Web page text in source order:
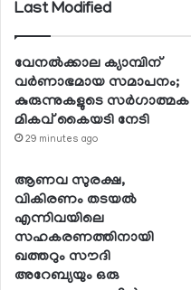
Last Modified
വേനല്‍ക്കാല ക്യാമ്പിന്
വര്‍ണാഭമായ സമാപനം;
കുരുന്നുകളുടെ സര്‍ഗാത്മക
മികവ് കൈയടി നേടി
29 minutes ago
ആണവ സുരക്ഷ,
വികിരണം തടയല്‍
എന്നിവയിലെ
സഹകരണത്തിനായി
ഖത്തറും സൗദി
അറേബ്യയും ഒരു